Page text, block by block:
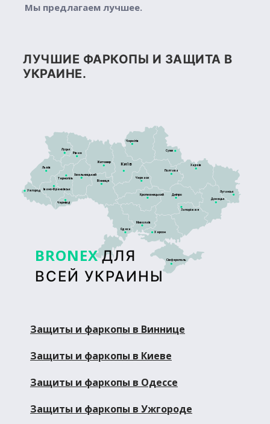
Мы предлагаем лучшее.
ЛУЧШИЕ ФАРКОПЫ И ЗАЩИТА В
УКРАИНЕ.
BRONEX ДЛЯ
ВСЕЙ УКРАИНЫ
Сімферополь
Луцьк
Київ
Житомир
Тернопіль
Рівне
Львів
Дніпро
Кропивницький
Харків
Полтава
Черкаси
Суми
Чернігів
Запоріжжя
Херсон
Донецьк
Луганськ
Ужгород
Чернівці
Вінниця
Хмельницький
Івано-Франківськ
Миколаїв
Одеса
Защиты и фаркопы в Виннице
Защиты и фаркопы в Киеве
Защиты и фаркопы в Одессе
Защиты и фаркопы в Ужгороде